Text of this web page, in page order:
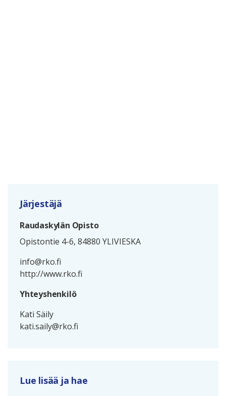
Järjestäjä
Raudaskylän Opisto
Opistontie 4-6, 84880 YLIVIESKA
info@rko.fi
http://www.rko.fi
Yhteyshenkilö
Kati Säily
kati.saily@rko.fi
Lue lisää ja hae